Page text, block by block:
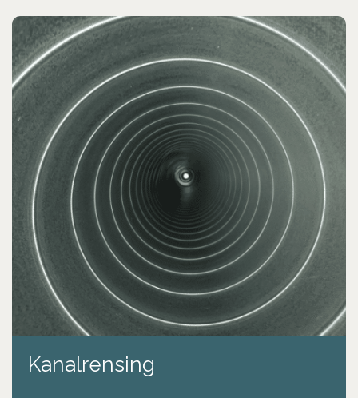
Kanalrensing